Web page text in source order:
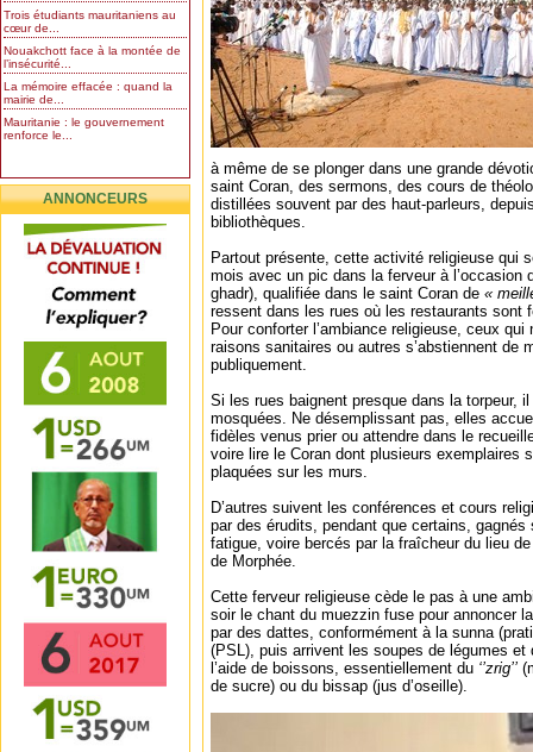
Trois étudiants mauritaniens au
cœur de...
Nouakchott face à la montée de
l’insécurité...
La mémoire effacée : quand la
mairie de...
Mauritanie : le gouvernement
renforce le...
ANNONCEURS
à même de se plonger dans une grande
saint Coran, des sermons, des cours de
distillées souvent par des haut-parleurs,
bibliothèques.
Partout présente, cette activité religieuse qui
mois avec un pic dans la ferveur à l’occasion
ghadr), qualifiée dans le saint Coran de «
ressent dans les rues où les restaurants sont
Pour conforter l’ambiance religieuse, ceux
raisons sanitaires ou autres s’abstiennent de
publiquement.
Si les rues baignent presque dans la torpeur,
mosquées. Ne désemplissant pas, elles
fidèles venus prier ou attendre dans le
voire lire le Coran dont plusieurs exemplaires
plaquées sur les murs.
D’autres suivent les conférences et cours
par des érudits, pendant que certains,
fatigue, voire bercés par la fraîcheur du lieu
de Morphée.
Cette ferveur religieuse cède le pas à une
soir le chant du muezzin fuse pour annoncer
par des dattes, conformément à la sunna
(PSL), puis arrivent les soupes de légumes et
l’aide de boissons, essentiellement du ‘’zrig’’
de sucre) ou du bissap (jus d’oseille).